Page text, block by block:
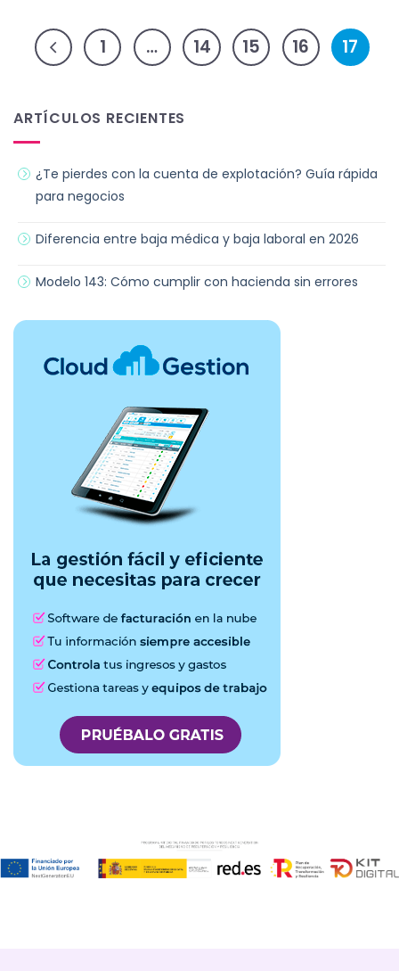
1 … 14 15 16 17
ARTÍCULOS RECIENTES
¿Te pierdes con la cuenta de explotación? Guía rápida
para negocios
Diferencia entre baja médica y baja laboral en 2026
Modelo 143: Cómo cumplir con hacienda sin errores